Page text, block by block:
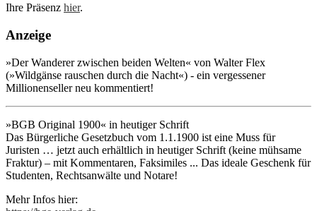
Ihre Präsenz hier.
Anzeige
»Der Wanderer zwischen beiden Welten« von Walter Flex
(»Wildgänse rauschen durch die Nacht«) - ein vergessener
Millionenseller neu kommentiert!
»BGB Original 1900« in heutiger Schrift
Das Bürgerliche Gesetzbuch vom 1.1.1900 ist eine Muss für
Juristen … jetzt auch erhältlich in heutiger Schrift (keine mühsame
Fraktur) – mit Kommentaren, Faksimiles ... Das ideale Geschenk für
Studenten, Rechtsanwälte und Notare!
Mehr Infos hier: